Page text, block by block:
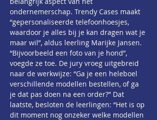
ondernemerschap. Trendy Cases maakt
“gepersonaliseerde telefoonhoesjes,
waardoor je alles bij je kan dragen wat je
maar wil”, aldus leerling Marijke Jansen.
“Bijvoorbeeld een foto van je hond”,
voegde ze toe. De jury vroeg uitgebreid
naar de werkwijze: “Ga je een heleboel
verschillende modellen bestellen, of ga
je dat pas doen na een order?” Dat
laatste, besloten de leerlingen: “Het is op
dit moment nog onzeker welke modellen